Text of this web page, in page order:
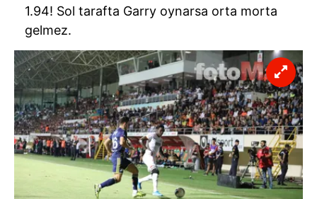
1.94! Sol tarafta Garry oynarsa orta morta
gelmez.